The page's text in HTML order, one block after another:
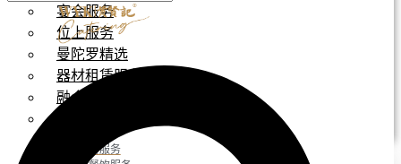
宴会服务
位上服务
曼陀罗精选
器材租赁服务
融合小食精选
自助餐服务